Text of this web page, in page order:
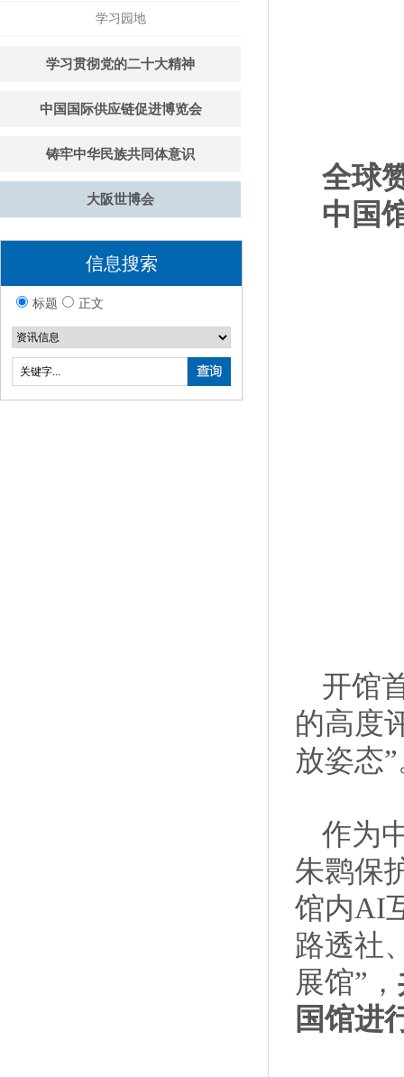
学习园地
学习贯彻党的二十大精神
中国国际供应链促进博览会
铸牢中华民族共同体意识
大阪世博会
信息搜索
标题 正文
全球
中国
开馆
的高度
放姿态
作为
朱鹮保
馆内AI
路透社
展馆”，
国馆进